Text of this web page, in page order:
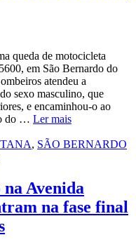
queda de motocicleta
em São Bernardo do
atendeu a
sexo masculino, que
e encaminhou-o ao
do … Ler mais
, SÃO BERNARDO
Avenida
na fase final